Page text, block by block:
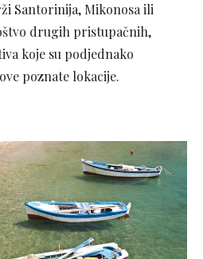
Santorinija, Mikonosa ili
drugih pristupačnih,
koje su podjednako
poznate lokacije.